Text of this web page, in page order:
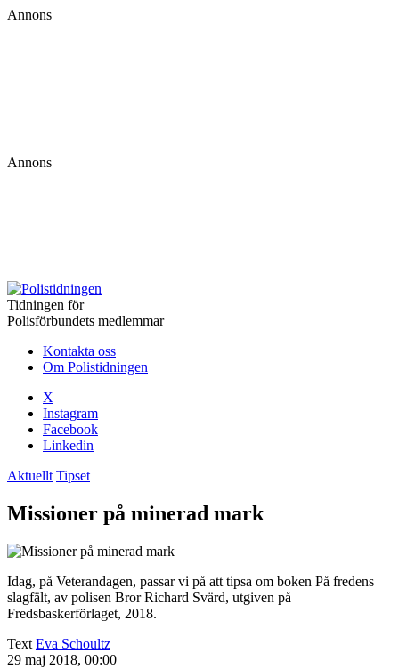
Annons
Annons
Tidningen för
Polisförbundets medlemmar
Kontakta oss
Om Polistidningen
X
Instagram
Facebook
Linkedin
Aktuellt Tipset
Missioner på minerad mark
Idag, på Veterandagen, passar vi på att tipsa om boken På fredens
slagfält, av polisen Bror Richard Svärd, utgiven på
Fredsbaskerförlaget, 2018.
Text Eva Schoultz
29 maj 2018, 00:00